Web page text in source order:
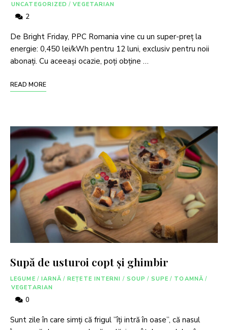
UNCATEGORIZED / VEGETARIAN
2
De Bright Friday, PPC Romania vine cu un super-preț la
energie: 0,450 lei/kWh pentru 12 luni, exclusiv pentru noii
abonați. Cu aceeași ocazie, poți obține …
READ MORE
Supă de usturoi copt și ghimbir
LEGUME / IARNĂ / REȚETE INTERNI / SOUP / SUPE / TOAMNĂ /
VEGETARIAN
0
Sunt zile în care simți că frigul ”îți intră în oase”, că nasul